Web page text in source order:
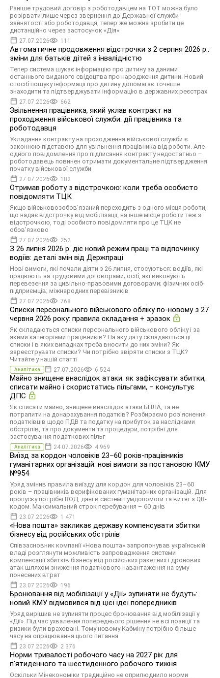
Раніше трудовий договір з роботодавцем на ТОТ можна було
розірвати лише через звернення до Державної служби
зайнятості або роботодавця, тепер же можна зробити це
дистанційно через застосунок «Дія»
27.07.2026 111
Автоматичне продовження відстрочки з 2 серпня 2026 р.:
зміни для батьків дітей з інвалідністю
Тепер система шукає інформацію про дитину за даними
останнього виданого свідоцтва про народження дитини. Новий
спосіб пошуку інформації про дитину допомагає точніше
знаходити та підтверджувати інформацію в державних реєстрах
27.07.2026 662
Звільнення працівника, який уклав контракт на
проходження військової служби: дії працівника та
роботодавця
Укладання контракту на проходження військової служби є
законною підставою для увільнення працівника від роботи. Але
одного повідомлення про підписання контракту недостатньо –
роботодавець повинен отримати документальне підтвердження
початку військової служби
27.07.2026 182
Отримав роботу з відстрочкою: коли треба особисто
повідомляти ТЦК
Якщо військовозобов’язаний переходить з одного місця роботи,
що надає відстрочку від мобілізації, на інше місце роботи теж з
відстрочкою, тоді особисто повідомляти про це ТЦК не
обов'язково
27.07.2026 252
З 26 липня 2026 р. діє новий режим праці та відпочинку
водіїв: деталі змін від Держпраці
Нові вимоги, які почали діяти з 26 липня, стосуються: водіїв, які
працюють за трудовими договорами; осіб, які виконують
перевезення за цивільно-правовими договорами; фізичних осіб-
підприємців; міжнародних перевізників
27.07.2026 768
Списки персонального військового обліку по-новому з 27
червня 2026 року: правила складання + зразок
Як складаються списки персонального військового обліку і за
якими категоріями працівників? На яку дату складаються ці
списки і в яких випадках треба вносити до них зміни? Як
зареєструвати списки? Чи потрібно звіряти списки з ТЦК?
Читайте у нашій статті
Аналітика 27.07.2026 6 524
Майно знищене внаслідок атаки: як зафіксувати збитки,
списати майно і скористатись пільгами, – консультує
ДПС
Як списати майно, знищене внаслідок атаки БПЛА, та не
потрапити на донарахування податків? Розбираємо роз'яснення
податківців щодо ПДВ та податку на прибуток за наслідками
обстрілів, та про документи та процедури, потрібні для
застосування податкових пільг
Аналітика 24.07.2026 4 969
Виїзд за кордон чоловіків 23–60 років-працівників
гуманітарних організацій: нові вимоги за постановою КМУ
№954
Уряд змінив правила виїзду для кордон для чоловіків 23–60
років – працівників верифікованих гуманітарних організацій. Для
пропуску потрібні ВОД, дані в системі гумдопомоги та витяг з QR-
кодом. Максимальний строк перебування – 60 днів
23.07.2026 1 471
«Нова пошта» закликає державу компенсувати збитки
бізнесу від російських обстрілів
Співзасновник компанії «Нова пошта» запропонував українській
владі розглянути можливість запровадження системи
компенсації збитків бізнесу від російських ракетних і дронових
атак шляхом зниження податкового навантаження на суму
понесених втрат
23.07.2026 196
Бронювання від мобілізації у «Дії» зупиняти не будуть:
новий КМУ відмовився від цієї ідеї попередників
Уряд вирішив не зупиняти процес бронювання від мобілізації у
«Дії». Під час ухвалення попереднього рішення не всі позиції та
ризики були враховані. Тому новому Кабміну потрібно більше
часу на опрацювання цього питання
23.07.2026 2 376
Норми тривалості робочого часу на 2027 рік для
п'ятиденного та шестиденного робочого тижня
Оскільки Мінекономіки традиційно не оприлюднило норми